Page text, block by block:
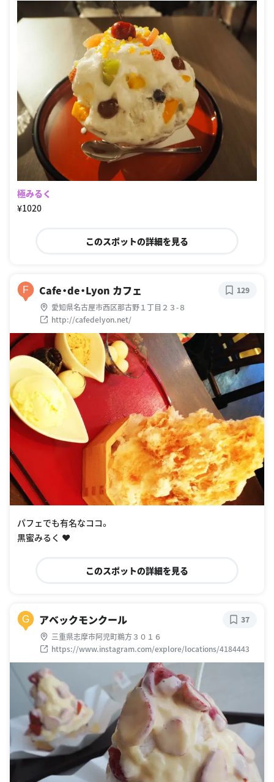
極みるく
¥1020
このスポットの詳細を見る
F Cafe・de・Lyon カフェ
愛知県名古屋市西区那古野１丁目２３-８
http://cafedelyon.net/
129
パフェでも有名なココ。
黒蜜みるく ❤︎
このスポットの詳細を見る
G アベックモンクール
三重県志摩市阿児町鵜方３０１６
https://www.instagram.com/explore/locations/4184443
37